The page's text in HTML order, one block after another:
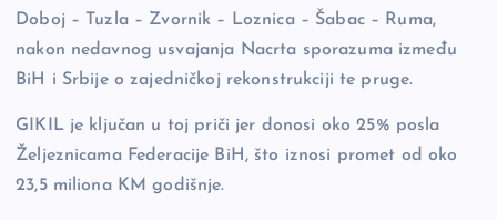
Doboj – Tuzla – Zvornik – Loznica – Šabac – Ruma,
nakon nedavnog usvajanja Nacrta sporazuma između
BiH i Srbije o zajedničkoj rekonstrukciji te pruge.
GIKIL je ključan u toj priči jer donosi oko 25% posla
Željeznicama Federacije BiH, što iznosi promet od oko
23,5 miliona KM godišnje.